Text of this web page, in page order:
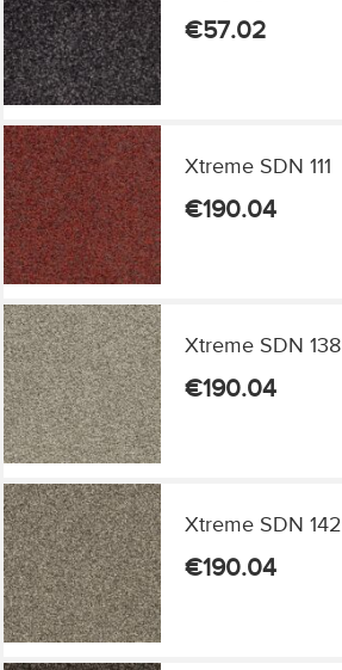
€57.02
Xtreme SDN 111
€190.04
Xtreme SDN 138
€190.04
Xtreme SDN 142
€190.04